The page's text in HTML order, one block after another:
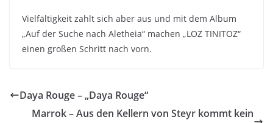
Vielfältigkeit zahlt sich aber aus und mit dem Album
„Auf der Suche nach Aletheia“ machen „LOZ TINITOZ“
einen großen Schritt nach vorn.
Daya Rouge – „Daya Rouge“
Marrok – Aus den Kellern von Steyr kommt kein